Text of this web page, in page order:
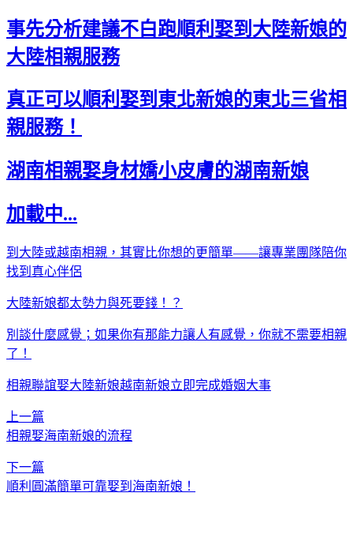
事先分析建議不白跑順利娶到大陸新娘的
大陸相親服務
真正可以順利娶到東北新娘的東北三省相
親服務！
湖南相親娶身材嬌小皮膚的湖南新娘
加載中...
到大陸或越南相親，其實比你想的更簡單——讓專業團隊陪你
找到真心伴侶
大陸新娘都太勢力與死要錢！？
別談什麼感覺；如果你有那能力讓人有感覺，你就不需要相親
了！
相親聯誼娶大陸新娘越南新娘立即完成婚姻大事
上一篇
相親娶海南新娘的流程
下一篇
順利圓滿簡單可靠娶到海南新娘！